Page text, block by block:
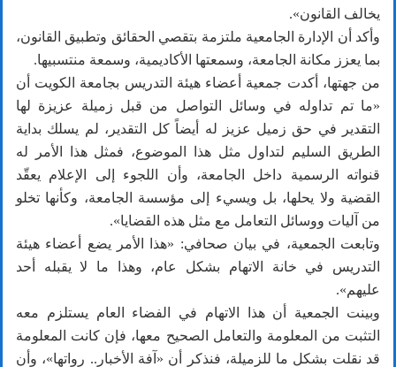
يخالف القانون».
وأكد أن الإدارة الجامعية ملتزمة بتقصي الحقائق وتطبيق القانون،
بما يعزز مكانة الجامعة، وسمعتها الأكاديمية، وسمعة منتسبيها.
من جهتها، أكدت جمعية أعضاء هيئة التدريس بجامعة الكويت أن
«ما تم تداوله في وسائل التواصل من قبل زميلة عزيزة لها
التقدير في حق زميل عزيز له أيضاً كل التقدير، لم يسلك بداية
الطريق السليم لتداول مثل هذا الموضوع، فمثل هذا الأمر له
قنواته الرسمية داخل الجامعة، وأن اللجوء إلى الإعلام يعقّد
القضية ولا يحلها، بل ويسيء إلى مؤسسة الجامعة، وكأنها تخلو
من آليات ووسائل التعامل مع مثل هذه القضايا».
وتابعت الجمعية، في بيان صحافي: «هذا الأمر يضع أعضاء هيئة
التدريس في خانة الاتهام بشكل عام، وهذا ما لا يقبله أحد
عليهم».
وبينت الجمعية أن هذا الاتهام في الفضاء العام يستلزم معه
التثبت من المعلومة والتعامل الصحيح معها، فإن كانت المعلومة
قد نقلت بشكل ما للزميلة، فنذكر أن «آفة الأخبار.. رواتها»، وأن